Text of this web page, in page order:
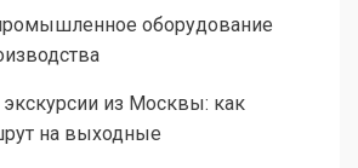
оборудование
из Москвы: как
на выходные